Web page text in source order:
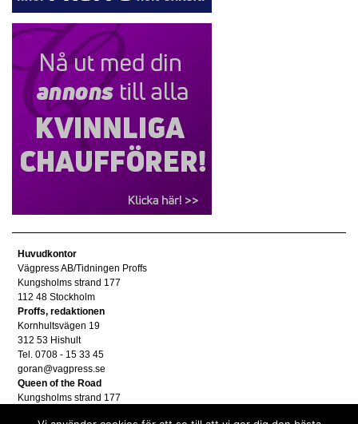
Huvudkontor
Vägpress AB/Tidningen Proffs
Kungsholms strand 177
112 48 Stockholm
Proffs, redaktionen
Kornhultsvägen 19
312 53 Hishult
Tel. 0708 - 15 33 45
goran@vagpress.se
Queen of the Road
Kungsholms strand 177